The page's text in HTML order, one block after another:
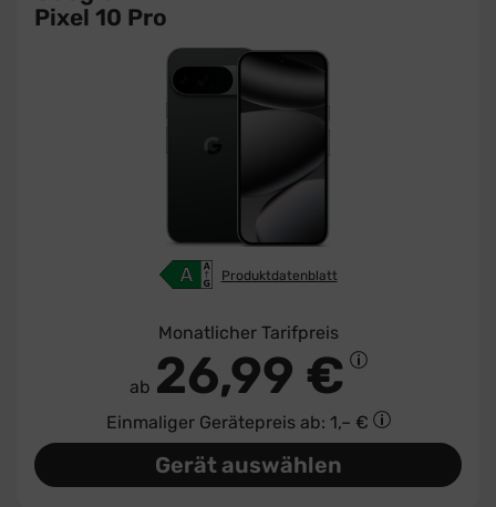
Pixel 10 Pro
Produktdatenblatt
Monatlicher Tarifpreis
ab 26,99 €
Einmaliger Gerätepreis ab: 1,– €
Gerät auswählen